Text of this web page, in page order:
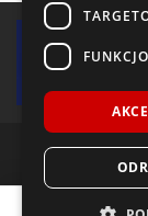
© 2018-